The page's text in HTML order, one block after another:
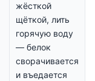
жёсткой
щёткой, лить
горячую воду
— белок
сворачивается
и въедается